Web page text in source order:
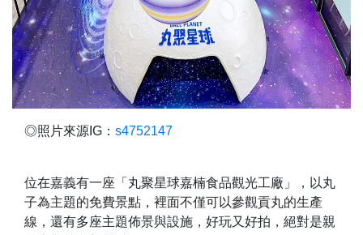
◎照片來源IG： s4752147
位在嘉義有一座「丸聚星球嘉楠食品觀光工廠」，以丸
子為主題的免費景點，裡面不僅可以參觀貢丸的生產
線，還有多座主題佈景與設施，好玩又好拍，絕對是親